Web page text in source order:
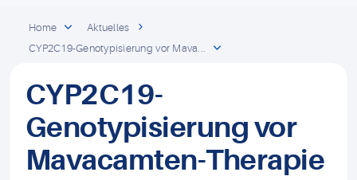
Home
Aktuelles
CYP2C19-Genotypisierung vor Mava...
CYP2C19-
Genotypisierung vor
Mavacamten-Therapie